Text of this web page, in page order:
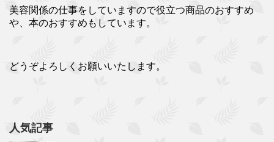
美容関係の仕事をしていますので役立つ商品のおすすめ
や、本のおすすめもしています。
どうぞよろしくお願いいたします。
人気記事